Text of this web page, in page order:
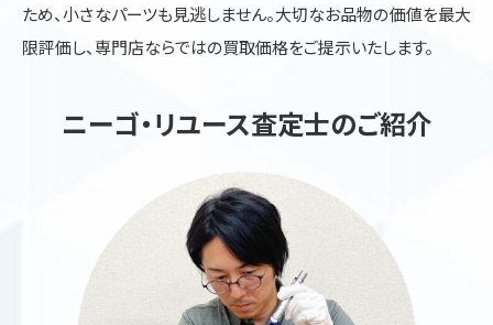
ため、小さなパーツも見逃しません。大切なお品物の価値を最大
限評価し、専門店ならではの買取価格をご提示いたします。
ニーゴ・リユース査定士のご紹介